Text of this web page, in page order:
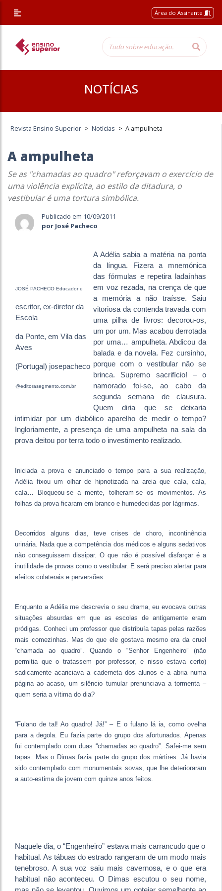
Área do Assinante
NOTÍCIAS
Revista Ensino Superior > Notícias > A ampulheta
A ampulheta
Se as "chamadas ao quadro" reforçavam o exercício de
uma violência explícita, ao estilo da ditadura, o
vestibular é uma tortura simbólica.
Publicado em 10/09/2011
por José Pacheco
JOSÉ PACHECO Educador e
escritor, ex-diretor da
Escola
da Ponte, em Vila das
Aves
(Portugal) josepacheco
@editorasegmento.com.br
A Adélia sabia a matéria na ponta
da língua. Fizera a mnemónica
das fórmulas e repetira ladaínhas
em voz rezada, na crença de que
a memória a não traísse. Saiu
vitoriosa da contenda travada com
uma pilha de livros: decorou-os,
um por um. Mas acabou derrotada
por uma… ampulheta. Abdicou da
balada e da novela. Fez cursinho,
porque com o vestibular não se
brinca. Supremo sacrifício! – o
namorado foi-se, ao cabo da
segunda semana de clausura.
Quem diria que se deixaria
intimidar por um diabólico aparelho de medir o tempo?
Ingloriamente, a presença de uma ampulheta na sala da
prova deitou por terra todo o investimento realizado.
Iniciada a prova e anunciado o tempo para a sua realização,
Adélia fixou um olhar de hipnotizada na areia que caía, caía,
caía… Bloqueou-se a mente, tolheram-se os movimentos. As
folhas da prova ficaram em branco e humedecidas por lágrimas.
Decorridos alguns dias, teve crises de choro, incontinência
urinária. Nada que a competência dos médicos e alguns sedativos
não conseguissem dissipar. O que não é possível disfarçar é a
inutilidade de provas como o vestibular. E será preciso alertar para
efeitos colaterais e perversões.
Enquanto a Adélia me descrevia o seu drama, eu evocava outras
situações absurdas em que as escolas de antigamente eram
pródigas. Conheci um professor que distribuía tapas pelas razões
mais comezinhas. Mas do que ele gostava mesmo era da cruel
“chamada ao quadro”. Quando o “Senhor Engenheiro” (não
permitia que o tratassem por professor, e nisso estava certo)
sadicamente acariciava a caderneta dos alunos e a abria numa
página ao acaso, um silêncio tumular prenunciava a tormenta –
quem seria a vítima do dia?
“Fulano de tal! Ao quadro! Já!” – E o fulano lá ia, como ovelha
para a degola. Eu fazia parte do grupo dos afortunados. Apenas
fui contemplado com duas “chamadas ao quadro”. Safei-me sem
tapas. Mas o Dimas fazia parte do grupo dos mártires. Já havia
sido contemplado com monumentais sovas, que lhe deterioraram
a auto-estima de jovem com quinze anos feitos.
Naquele dia, o “Engenheiro” estava mais carrancudo que o
habitual. As tábuas do estrado rangeram de um modo mais
tenebroso. A sua voz saiu mais cavernosa, e o que era
habitual não aconteceu. O Dimas escutou o seu nome,